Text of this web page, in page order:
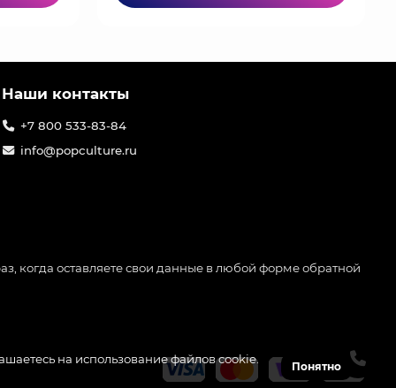
на использование файлов cookie.
Понятно
Наши контакты
+7 800 533-83-84
info@popculture.ru
когда оставляете свои данные в любой форме обратной